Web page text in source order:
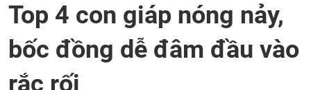
Top 4 con giáp nóng nảy,
bốc đồng dễ đâm đầu vào
rắc rối